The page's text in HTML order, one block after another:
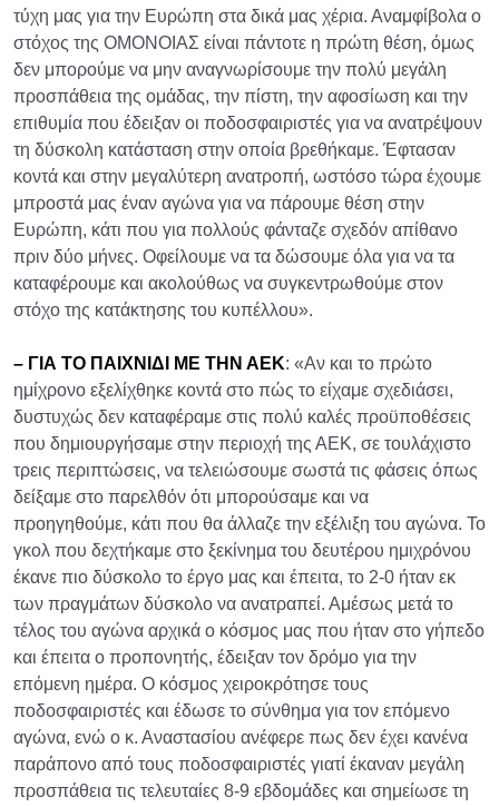
τύχη μας για την Ευρώπη στα δικά μας χέρια. Αναμφίβολα ο
στόχος της ΟΜΟΝΟΙΑΣ είναι πάντοτε η πρώτη θέση, όμως
δεν μπορούμε να μην αναγνωρίσουμε την πολύ μεγάλη
προσπάθεια της ομάδας, την πίστη, την αφοσίωση και την
επιθυμία που έδειξαν οι ποδοσφαιριστές για να ανατρέψουν
τη δύσκολη κατάσταση στην οποία βρεθήκαμε. Έφτασαν
κοντά και στην μεγαλύτερη ανατροπή, ωστόσο τώρα έχουμε
μπροστά μας έναν αγώνα για να πάρουμε θέση στην
Ευρώπη, κάτι που για πολλούς φάνταζε σχεδόν απίθανο
πριν δύο μήνες. Οφείλουμε να τα δώσουμε όλα για να τα
καταφέρουμε και ακολούθως να συγκεντρωθούμε στον
στόχο της κατάκτησης του κυπέλλου».
– ΓΙΑ ΤΟ ΠΑΙΧΝΙΔΙ ΜΕ ΤΗΝ ΑΕΚ: «Αν και το πρώτο
ημίχρονο εξελίχθηκε κοντά στο πώς το είχαμε σχεδιάσει,
δυστυχώς δεν καταφέραμε στις πολύ καλές προϋποθέσεις
που δημιουργήσαμε στην περιοχή της ΑΕΚ, σε τουλάχιστο
τρεις περιπτώσεις, να τελειώσουμε σωστά τις φάσεις όπως
δείξαμε στο παρελθόν ότι μπορούσαμε και να
προηγηθούμε, κάτι που θα άλλαζε την εξέλιξη του αγώνα. Το
γκολ που δεχτήκαμε στο ξεκίνημα του δευτέρου ημιχρόνου
έκανε πιο δύσκολο το έργο μας και έπειτα, το 2-0 ήταν εκ
των πραγμάτων δύσκολο να ανατραπεί. Αμέσως μετά το
τέλος του αγώνα αρχικά ο κόσμος μας που ήταν στο γήπεδο
και έπειτα ο προπονητής, έδειξαν τον δρόμο για την
επόμενη ημέρα. Ο κόσμος χειροκρότησε τους
ποδοσφαιριστές και έδωσε το σύνθημα για τον επόμενο
αγώνα, ενώ ο κ. Αναστασίου ανέφερε πως δεν έχει κανένα
παράπονο από τους ποδοσφαιριστές γιατί έκαναν μεγάλη
προσπάθεια τις τελευταίες 8-9 εβδομάδες και σημείωσε τη